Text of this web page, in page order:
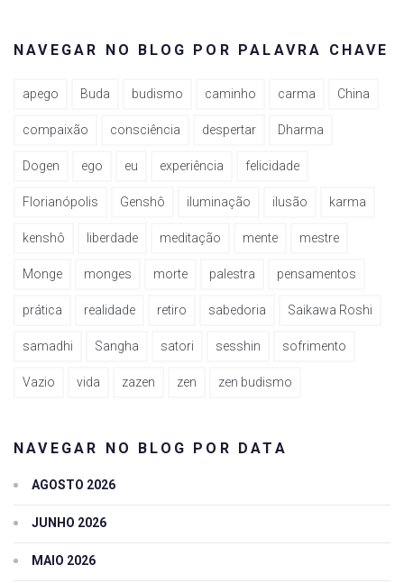
NAVEGAR NO BLOG POR PALAVRA CHAVE
apego Buda budismo caminho carma China
compaixão consciência despertar Dharma
Dogen ego eu experiência felicidade
Florianópolis Genshô iluminação ilusão karma
kenshô liberdade meditação mente mestre
Monge monges morte palestra pensamentos
prática realidade retiro sabedoria Saikawa Roshi
samadhi Sangha satori sesshin sofrimento
Vazio vida zazen zen zen budismo
NAVEGAR NO BLOG POR DATA
AGOSTO 2026
JUNHO 2026
MAIO 2026